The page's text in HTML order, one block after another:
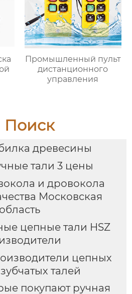
Промышленный пульт
дистанционного
управления
Поиск
древесины
тали 3 цены
и дровокола
Московская
область
цепные тали HSZ
цепных
талей
покупают ручная